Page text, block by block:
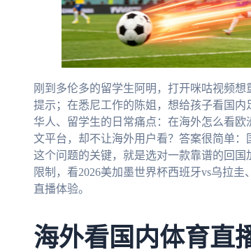
刚到多伦多的留学生阿明，打开咪咕视频
提示；在悉尼工作的陈姐，想给孩子看国
华人、留学生的日常痛点：在海外怎么看
文平台，却不让海外用户看？答案很简单
这个问题的关键，就是选对一款靠谱的回国
限制，看2026美加墨世界杯西班牙vs乌拉
直播体验。
海外看国内体育直